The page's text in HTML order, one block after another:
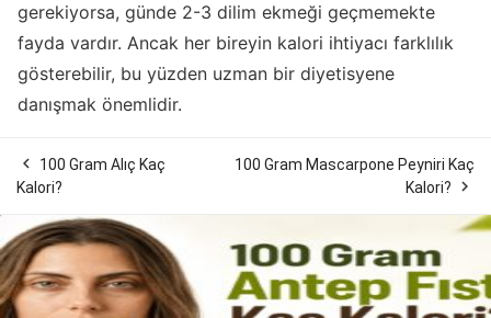
gerekiyorsa, günde 2-3 dilim ekmeği geçmemekte
fayda vardır. Ancak her bireyin kalori ihtiyacı farklılık
gösterebilir, bu yüzden uzman bir diyetisyene
danışmak önemlidir.

100 Gram Alıç Kaç
Kalori?
100 Gram Mascarpone Peyniri Kaç
Kalori?
